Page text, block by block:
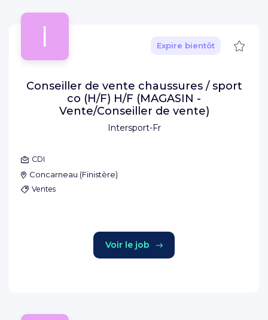
I
Intersport-Fr
Expire bientôt
Conseiller de vente chaussures / sport
co (H/F) H/F (MAGASIN -
Vente/Conseiller de vente)
CDI
Concarneau (Finistère)
Ventes
Voir le job